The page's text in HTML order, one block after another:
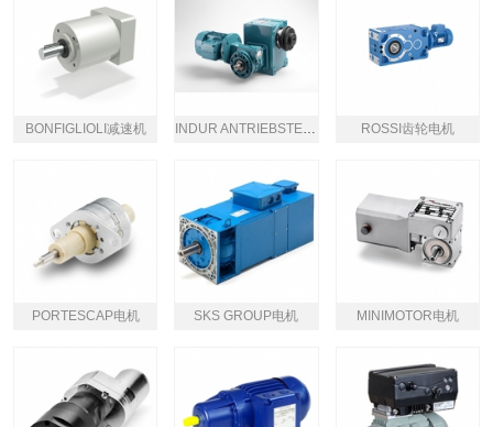
BONFIGLIOLI减速机 INDUR ANTRIEBSTECHNIK齿轮减速机直流马达 ROSSI齿轮电机
PORTESCAP电机 SKS GROUP电机 MINIMOTOR电机